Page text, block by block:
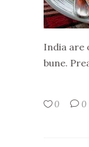
India are
bune.
0 0